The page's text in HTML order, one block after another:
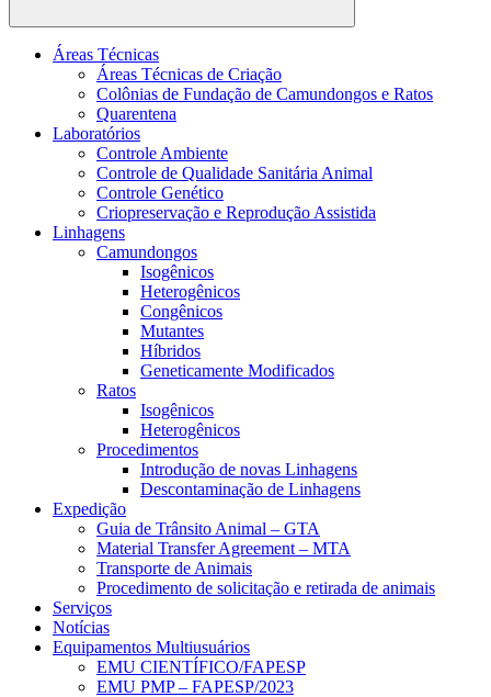
Buscar
Áreas Técnicas
Áreas Técnicas de Criação
Colônias de Fundação de Camundongos e Ratos
Quarentena
Laboratórios
Controle Ambiente
Controle de Qualidade Sanitária Animal
Controle Genético
Criopreservação e Reprodução Assistida
Linhagens
Camundongos
Isogênicos
Heterogênicos
Congênicos
Mutantes
Híbridos
Geneticamente Modificados
Ratos
Isogênicos
Heterogênicos
Procedimentos
Introdução de novas Linhagens
Descontaminação de Linhagens
Expedição
Guia de Trânsito Animal – GTA
Material Transfer Agreement – MTA
Transporte de Animais
Procedimento de solicitação e retirada de animais
Serviços
Notícias
Equipamentos Multiusuários
EMU CIENTÍFICO/FAPESP
EMU PMP – FAPESP/2023